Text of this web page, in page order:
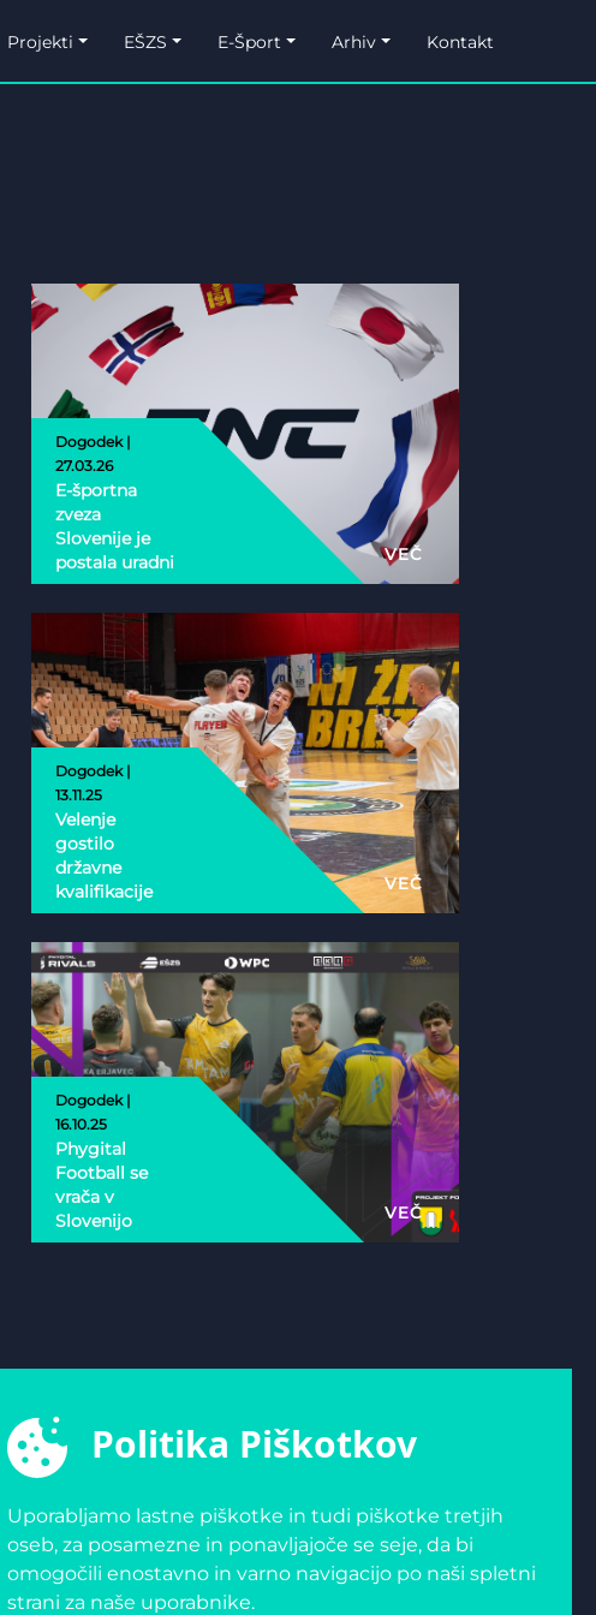
Projekti EŠZS E-Šport Arhiv Kontakt
Dogodek |
27.03.26
E-športna
zveza
Slovenije je
postala uradni
nacionalni
partner
Esports
Nations Cup
2026
VEČ
Dogodek |
13.11.25
Velenje
gostilo
državne
kvalifikacije
Phygital
VEČ
Dogodek |
16.10.25
Phygital
Football se
vrača v
Slovenijo
VEČ
Politika Piškotkov
Uporabljamo lastne piškotke in tudi piškotke tretjih
oseb, za posamezne in ponavljajoče se seje, da bi
omogočili enostavno in varno navigacijo po naši spletni
strani za naše uporabnike.